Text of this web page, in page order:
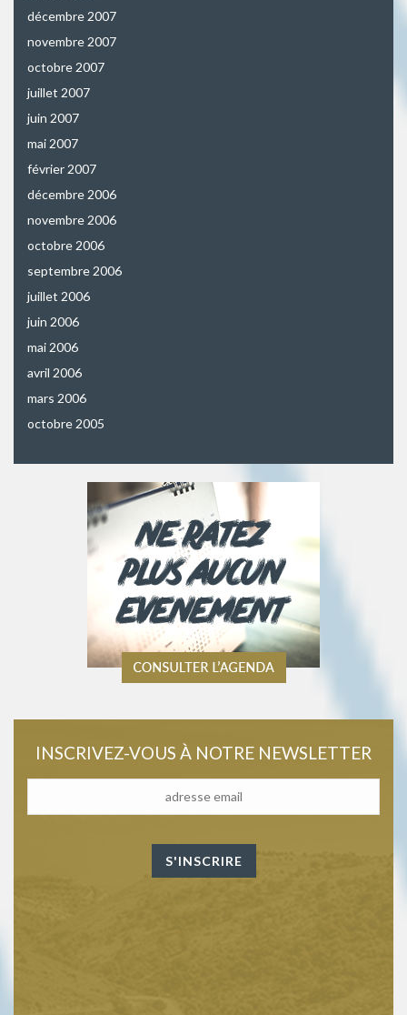
décembre 2007
novembre 2007
octobre 2007
juillet 2007
juin 2007
mai 2007
février 2007
décembre 2006
novembre 2006
octobre 2006
septembre 2006
juillet 2006
juin 2006
mai 2006
avril 2006
mars 2006
octobre 2005
INSCRIVEZ-VOUS À NOTRE NEWSLETTER